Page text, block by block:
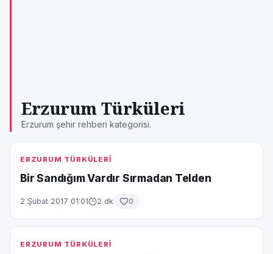
Erzurum Türküleri
Erzurum şehir rehberi kategorisi.
ERZURUM TÜRKÜLERİ
Bir Sandığım Vardır Sırmadan Telden
2 Şubat 2017 01:01 2 dk 0
ERZURUM TÜRKÜLERİ